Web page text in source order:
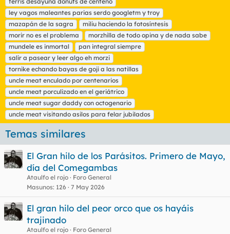
a
s
ley vagos maleantes parias serdo googletm y troy
mazapán de la sagra
miliu haciendo la fotosíntesis
morir no es el problema
morzhilla de todo opina y de nada sabe
mundele es inmortal
pan integral siempre
salir a pasear y leer algo eh morzi
tornike echando bayas de goji a las natillas
uncle meat enculado por centenarios
uncle meat porculizado en el geriátrico
uncle meat sugar daddy con octogenario
uncle meat visitando asilos para felar jubilados
Temas similares
El Gran hilo de los Parásitos. Primero de Mayo,
día del Comegambas
Ataulfo el rojo
Foro General
Masunos 126 7 May 2026
El gran hilo del peor orco que os hayáis
trajinado
Ataulfo el rojo
Foro General